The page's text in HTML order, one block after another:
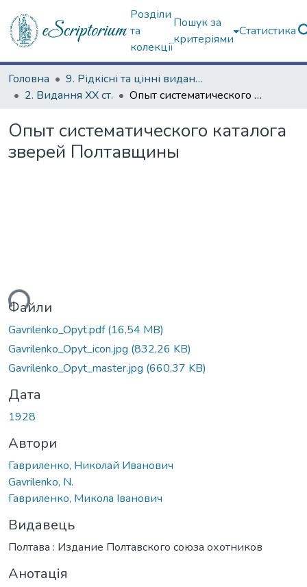
Розділи
та
колекції
Пошук за
критеріями
Статистика
Головна
9. Рідкісні та цінні видання
2. Видання ХХ ст.
Опыт систематического каталога зверей Полтавщины
Опыт систематического каталога
зверей Полтавщины
Файли
Gavrilenko_Opyt.pdf(16,54 MB)
Gavrilenko_Opyt_icon.jpg (832,26 KB)
Gavrilenko_Opyt_master.jpg (660,37 KB)
Дата
1928
Автори
Гавриленко, Николай Иванович
Gavrilenko, N.
Гавриленко, Микола Іванович
Видавець
Полтава : Издание Полтавского союза охотников
Анотація